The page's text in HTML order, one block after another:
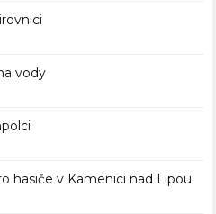
vody
hasiče v Kamenici nad Lipou